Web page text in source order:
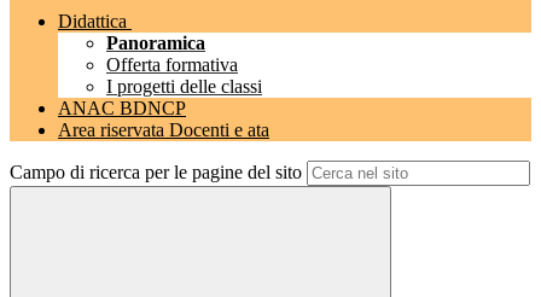
Didattica
Panoramica
Offerta formativa
I progetti delle classi
ANAC BDNCP
Area riservata Docenti e ata
Campo di ricerca per le pagine del sito